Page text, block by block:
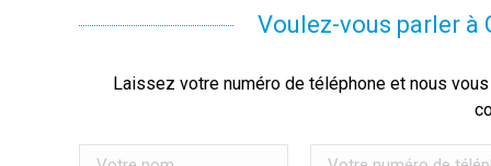
Voulez-vous parler à
Laissez votre numéro de téléphone et nous